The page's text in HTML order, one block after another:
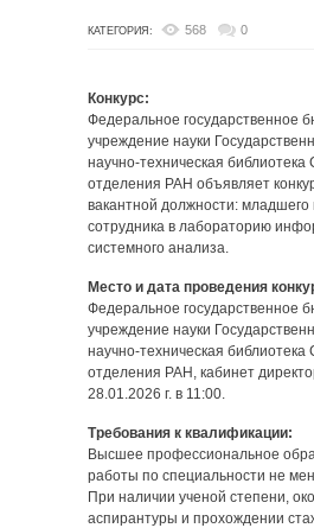
КАТЕГОРИЯ: 568 0
Конкурс:
Федеральное государственное
учреждение науки
научно-техническая библиотека
отделения РАН объявляет
вакантной должности: младшего
сотрудника в лабораторию
системного анализа.
Место и дата проведения
Федеральное государственное
учреждение науки
научно-техническая библиотека
отделения РАН, кабинет
28.01.2026 г. в 11:00.
Требования к квалификации:
Высшее профессиональное
работы по специальности не
При наличии ученой степени,
аспирантуры и прохождении